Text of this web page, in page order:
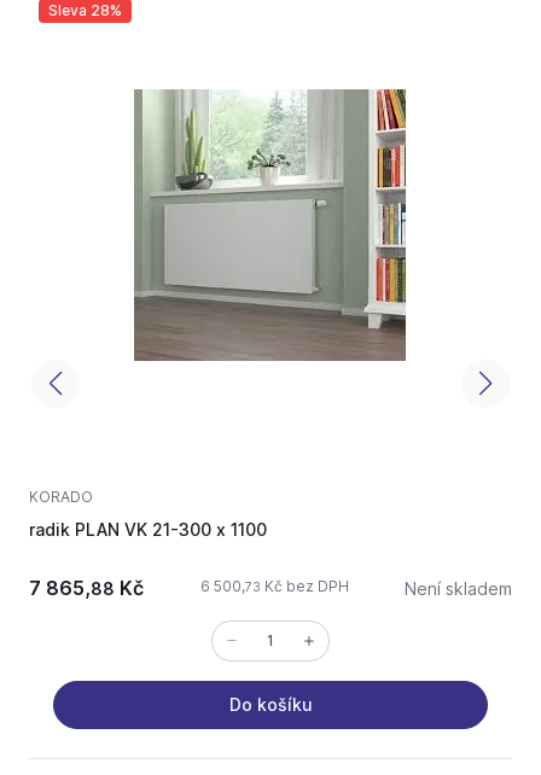
Sleva 28%
KORADO
radik PLAN VK 21-300 x 1100
7 865,88 Kč 6 500,73 Kč bez DPH Není skladem
Do košíku